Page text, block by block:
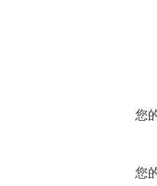
您
您